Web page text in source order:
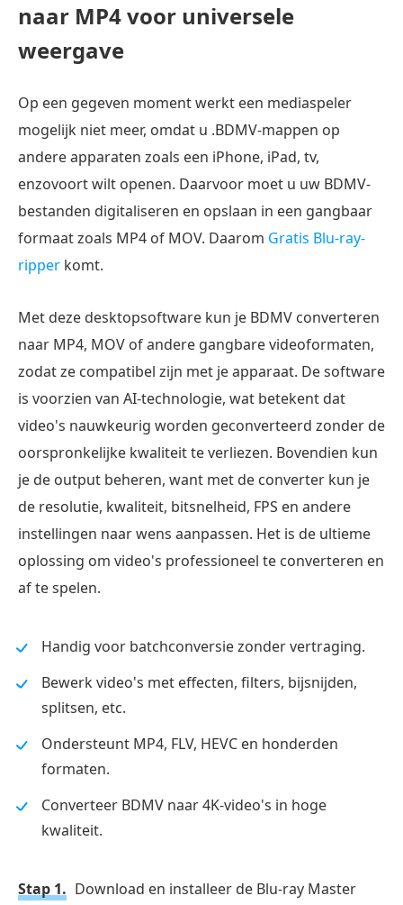
naar MP4 voor universele
weergave
Op een gegeven moment werkt een mediaspeler
mogelijk niet meer, omdat u .BDMV-mappen op
andere apparaten zoals een iPhone, iPad, tv,
enzovoort wilt openen. Daarvoor moet u uw BDMV-
bestanden digitaliseren en opslaan in een gangbaar
formaat zoals MP4 of MOV. Daarom Gratis Blu-ray-
ripper komt.
Met deze desktopsoftware kun je BDMV converteren
naar MP4, MOV of andere gangbare videoformaten,
zodat ze compatibel zijn met je apparaat. De software
is voorzien van AI-technologie, wat betekent dat
video's nauwkeurig worden geconverteerd zonder de
oorspronkelijke kwaliteit te verliezen. Bovendien kun
je de output beheren, want met de converter kun je
de resolutie, kwaliteit, bitsnelheid, FPS en andere
instellingen naar wens aanpassen. Het is de ultieme
oplossing om video's professioneel te converteren en
af te spelen.
Handig voor batchconversie zonder vertraging.
Bewerk video's met effecten, filters, bijsnijden,
splitsen, etc.
Ondersteunt MP4, FLV, HEVC en honderden
formaten.
Converteer BDMV naar 4K-video's in hoge
kwaliteit.
Stap 1. Download en installeer de Blu-ray Master